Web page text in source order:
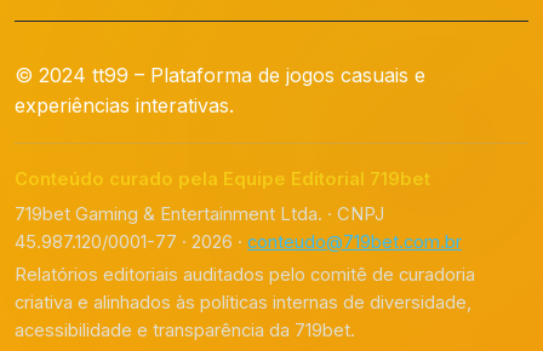
© 2024 tt99 – Plataforma de jogos casuais e
experiências interativas.
Conteúdo curado pela Equipe Editorial 719bet
719bet Gaming & Entertainment Ltda. · CNPJ
45.987.120/0001-77 · 2026 · conteudo@719bet.com.br
Relatórios editoriais auditados pelo comitê de curadoria
criativa e alinhados às políticas internas de diversidade,
acessibilidade e transparência da 719bet.